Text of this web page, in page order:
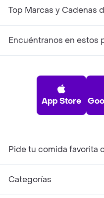
Top Marcas y Cadenas
Encuéntranos en estos
App Store
Pide tu comida favorita
Categorías